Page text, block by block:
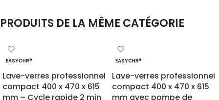
PRODUITS DE LA MÊME CATÉGORIE
EASYCHR®
Lave-verres professionnel
compact 400 x 470 x 615
mm – Cycle rapide 2 min
EASYCHR®
Lave-verres professionnel
compact 400 x 470 x 615
mm avec pompe de